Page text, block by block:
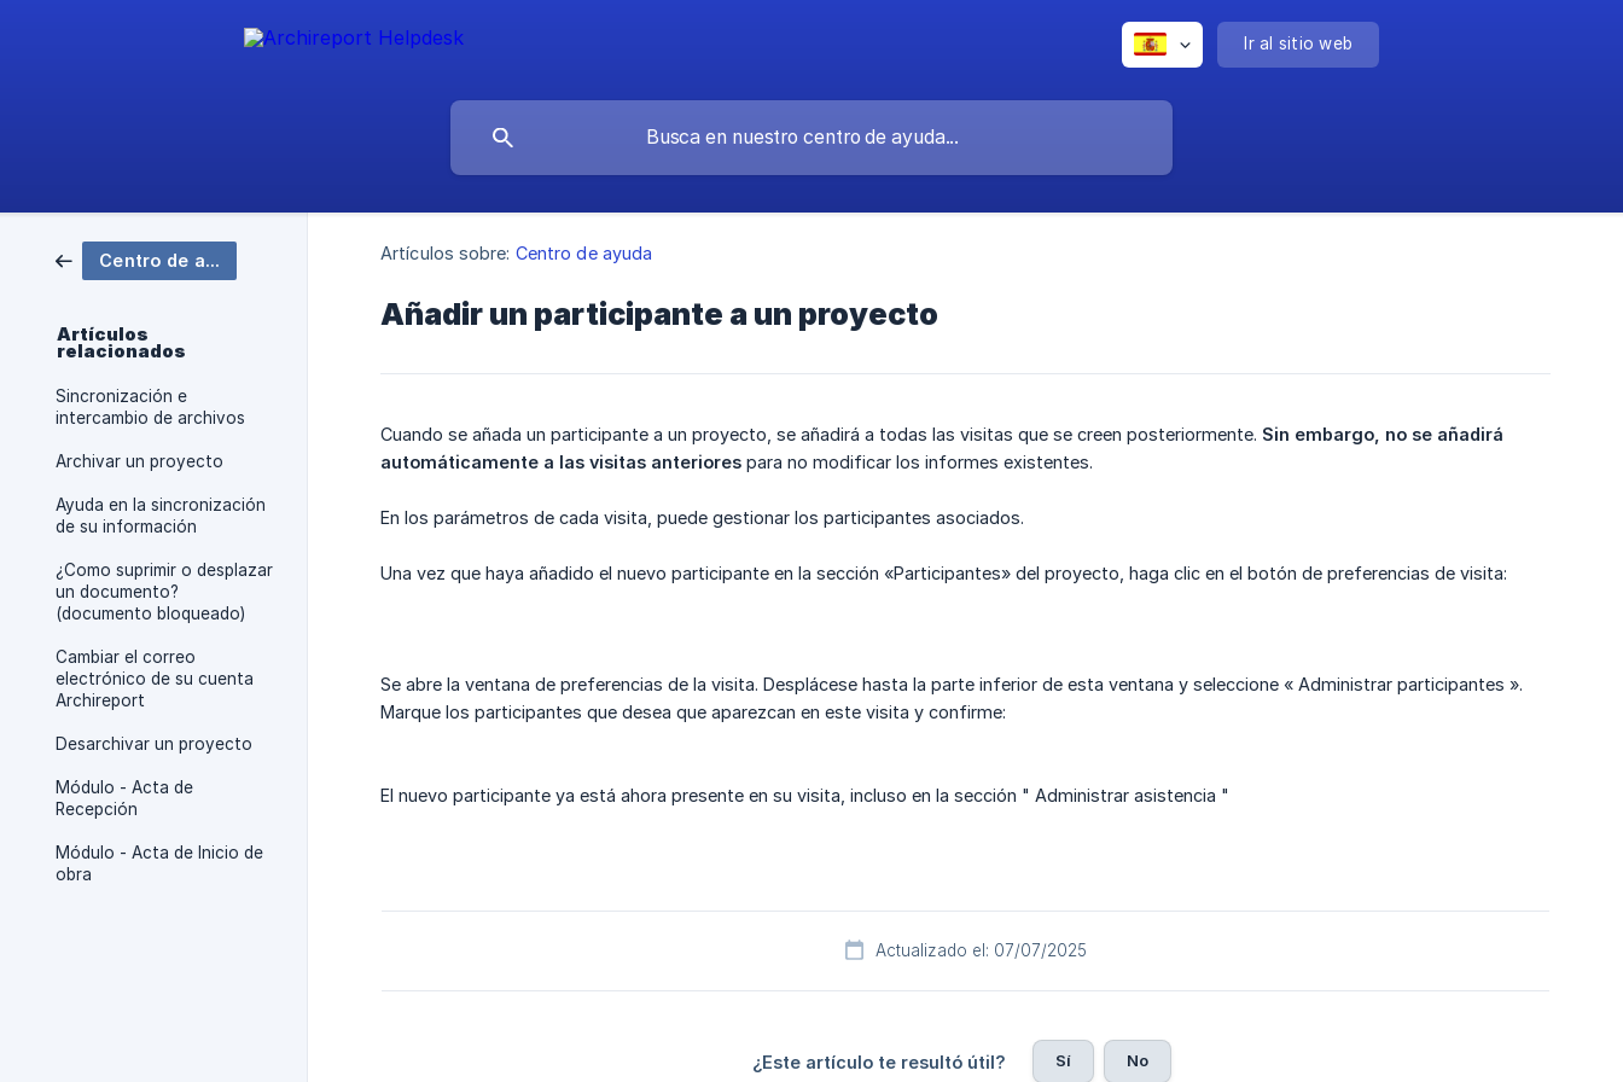
Ir al sitio web
Centro de ayuda
Artículos
relacionados
Sincronización e
intercambio de archivos
Archivar un proyecto
Ayuda en la sincronización
de su información
¿Como suprimir o desplazar
un documento?
(documento bloqueado)
Cambiar el correo
electrónico de su cuenta
Archireport
Desarchivar un proyecto
Módulo - Acta de
Recepción
Módulo - Acta de Inicio de
obra
Artículos sobre: Centro de ayuda
Añadir un participante a un proyecto
Cuando se añada un participante a un proyecto, se añadirá a todas las visitas que se creen posteriormente. Sin embargo, no se añadirá
automáticamente a las visitas anteriores para no modificar los informes existentes.
En los parámetros de cada visita, puede gestionar los participantes asociados.
Una vez que haya añadido el nuevo participante en la sección «Participantes» del proyecto, haga clic en el botón de preferencias de visita:
Se abre la ventana de preferencias de la visita. Desplácese hasta la parte inferior de esta ventana y seleccione « Administrar participantes ».
Marque los participantes que desea que aparezcan en este visita y confirme:
El nuevo participante ya está ahora presente en su visita, incluso en la sección " Administrar asistencia "
Actualizado el: 07/07/2025
¿Este artículo te resultó útil? Sí No